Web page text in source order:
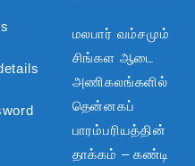
மலபார் வம்சமும்
சிங்கள ஆடை
அணிகலங்களில்
தென்னகப்
பாரம்பரியத்தின்
தாக்கம் – கண்டி